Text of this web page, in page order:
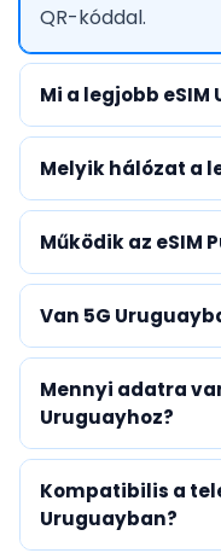
QR-kóddal.
Mi a legjobb eSIM
Melyik hálózat a
Működik az eSIM
Van 5G
Mennyi adatra
Uruguayhoz?
Kompatibilis a
Uruguayban?